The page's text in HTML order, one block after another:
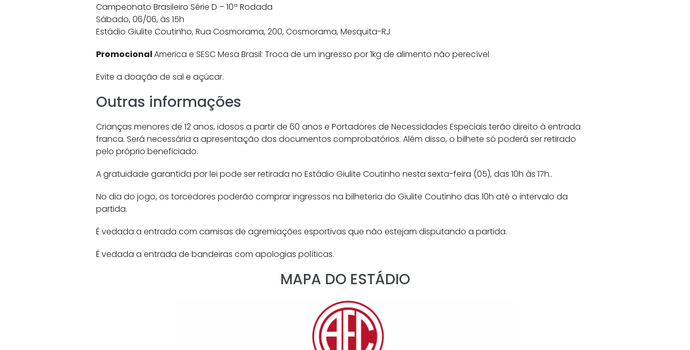
Campeonato Brasileiro Série D – 10ª Rodada
Sábado, 06/06, às 15h
Estádio Giulite Coutinho, Rua Cosmorama, 200, Cosmorama, Mesquita-RJ
PromocionalAmerica e SESC Mesa Brasil: Troca de um ingresso por 1kg de alimento não perecível
Evite a doação de sal e açúcar.
Outras informações
Crianças menores de 12 anos, idosos a partir de 60 anos e Portadores de Necessidades Especiais terão direito à entrada
franca. Será necessária a apresentação dos documentos comprobatórios. Além disso, o bilhete só poderá ser retirado
pelo próprio beneficiado.
A gratuidade garantida por lei pode ser retirada no Estádio Giulite Coutinho nesta sexta-feira (05), das 10h às 17h..
No dia do jogo, os torcedores poderão comprar ingressos na bilheteria do Giulite Coutinho das 10h até o intervalo da
partida.
É vedada a entrada com camisas de agremiações esportivas que não estejam disputando a partida.
É vedada a entrada de bandeiras com apologias políticas.
MAPA DO ESTÁDIO